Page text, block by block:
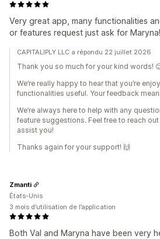
Very great app, many functionalities
or features request just ask for Maryna!
CAPITALIPLY LLC a répondu 22 juillet 2026
Thank you so much for your kind words!
We’re really happy to hear that you’re
functionalities useful. Your feedback
We’re always here to help with any
feature suggestions. Feel free to reach
assist you!
Thanks again for your support! 🙌
Both Val and Maryna have been very
Zmanti
États-Unis
3 mois d’utilisation de l’application